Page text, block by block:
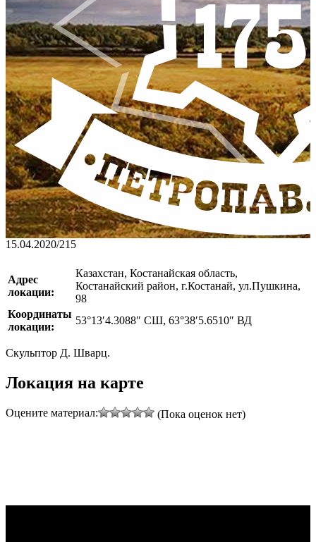
15.04.2020/215
Адрес
локации:
Казахстан, Костанайская область,
Костанайский район, г.Костанай, ул.Пушкина,
98
Координаты
локации:
53°13′4.3088″ СШ, 63°38′5.6510″ ВД
Скульптор Д. Шварц.
Локация на карте
Оцените материал: (Пока оценок нет)